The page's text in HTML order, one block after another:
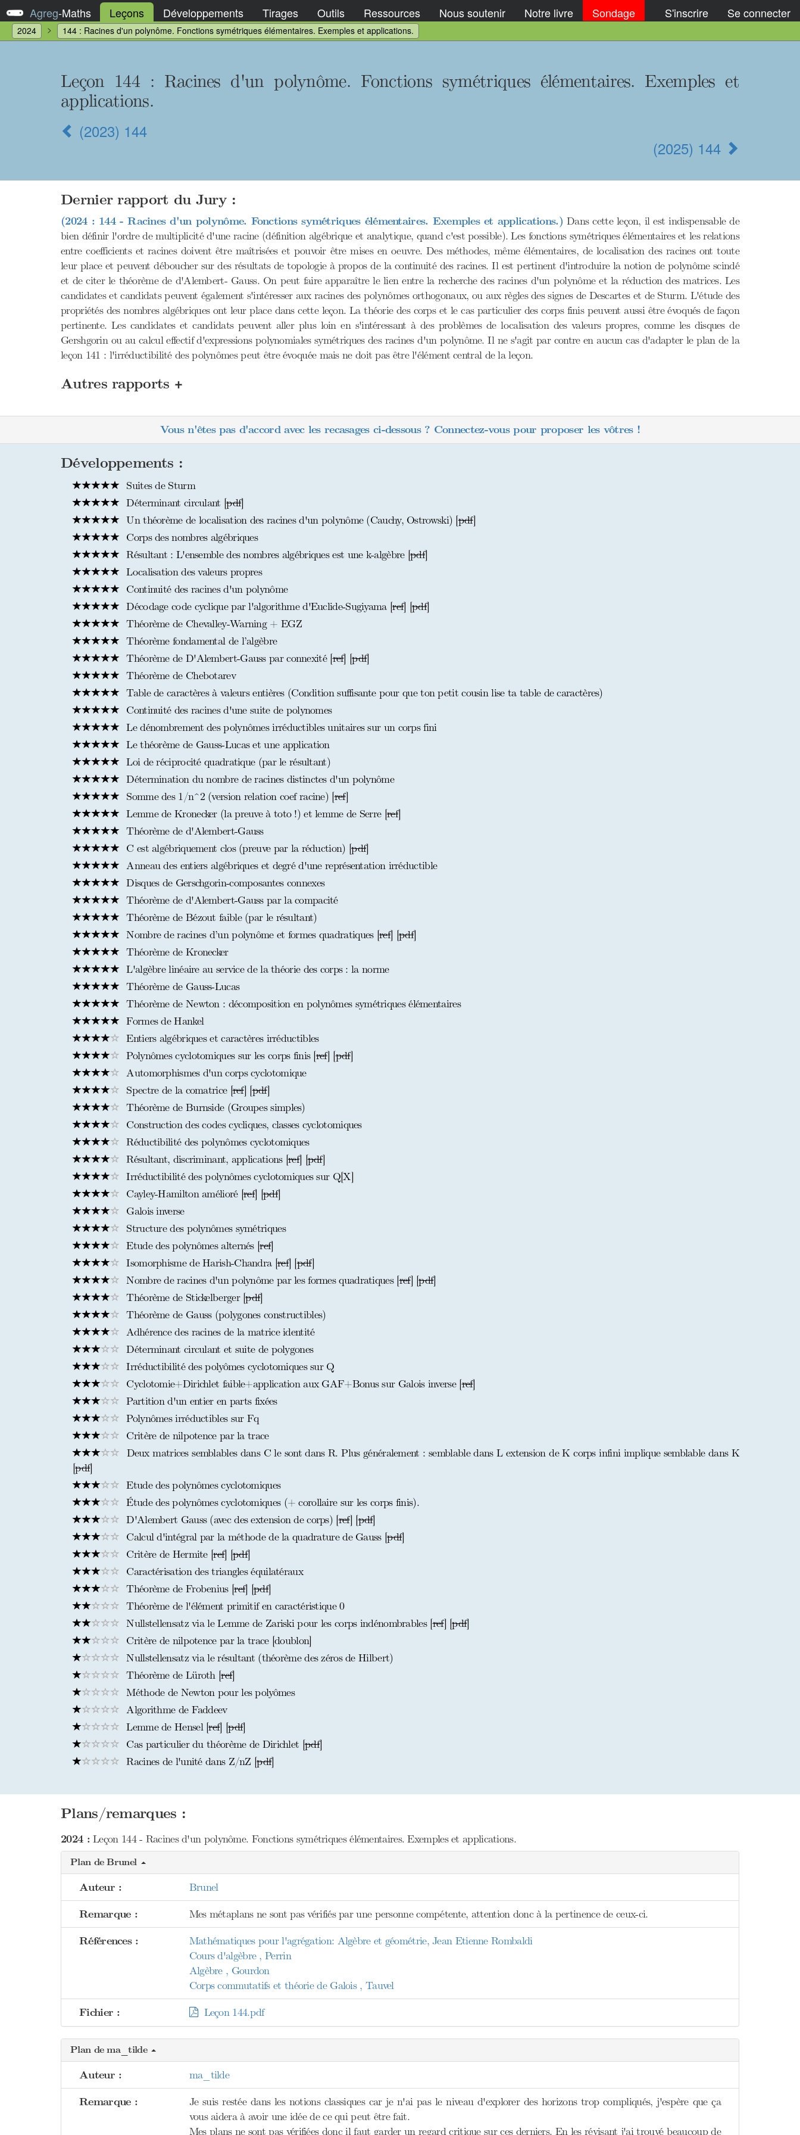
Agreg-Maths Leçons Développements Tirages Outils Ressources Nous soutenir Notre livre Sondage S'inscrire Se connecter
2024 144 : Racines d'un polynôme. Fonctions symétriques élémentaires. Exemples et applications.
Leçon 144 : Racines d'un polynôme. Fonctions symétriques élémentaires. Exemples et
applications.
(2023) 144
(2025) 144
Dernier rapport du Jury :
(2024 : 144 - Racines d'un polynôme. Fonctions symétriques élémentaires. Exemples et applications.) Dans cette leçon, il est indispensable de
bien définir l'ordre de multiplicité d'une racine (définition algébrique et analytique, quand c'est possible). Les fonctions symétriques élémentaires et les relations
entre coefficients et racines doivent être maîtrisées et pouvoir être mises en oeuvre. Des méthodes, même élémentaires, de localisation des racines ont toute
leur place et peuvent déboucher sur des résultats de topologie à propos de la continuité des racines. Il est pertinent d'introduire la notion de polynôme scindé
et de citer le théorème de d'Alembert- Gauss. On peut faire apparaître le lien entre la recherche des racines d'un polynôme et la réduction des matrices. Les
candidates et candidats peuvent également s'intéresser aux racines des polynômes orthogonaux, ou aux règles des signes de Descartes et de Sturm. L'étude des
propriétés des nombres algébriques ont leur place dans cette leçon. La théorie des corps et le cas particulier des corps finis peuvent aussi être évoqués de façon
pertinente. Les candidates et candidats peuvent aller plus loin en s'intéressant à des problèmes de localisation des valeurs propres, comme les disques de
Gershgorin ou au calcul effectif d'expressions polynomiales symétriques des racines d'un polynôme. Il ne s'agit par contre en aucun cas d'adapter le plan de la
leçon 141 : l'irréductibilité des polynômes peut être évoquée mais ne doit pas être l'élément central de la leçon.
Autres rapports +
Vous n'êtes pas d'accord avec les recasages ci-dessous ? Connectez-vous pour proposer les vôtres !
Développements :
Suites de Sturm
Déterminant circulant [pdf]
Un théorème de localisation des racines d'un polynôme (Cauchy, Ostrowski) [pdf]
Corps des nombres algébriques
Résultant : L'ensemble des nombres algébriques est une k-algèbre [pdf]
Localisation des valeurs propres
Continuité des racines d'un polynôme
Décodage code cyclique par l'algorithme d'Euclide-Sugiyama [ref] [pdf]
Théorème de Chevalley-Warning + EGZ
Théorème fondamental de l’algèbre
Théorème de D'Alembert-Gauss par connexité [ref] [pdf]
Théorème de Chebotarev
Table de caractères à valeurs entières (Condition suffisante pour que ton petit cousin lise ta table de caractères)
Continuité des racines d'une suite de polynomes
Le dénombrement des polynômes irréductibles unitaires sur un corps fini
Le théorème de Gauss-Lucas et une application
Loi de réciprocité quadratique (par le résultant)
Détermination du nombre de racines distinctes d'un polynôme
Somme des 1/n^2 (version relation coef racine) [ref]
Lemme de Kronecker (la preuve à toto !) et lemme de Serre [ref]
Théorème de d'Alembert-Gauss
C est algébriquement clos (preuve par la réduction) [pdf]
Anneau des entiers algébriques et degré d'une représentation irréductible
Disques de Gerschgorin-composantes connexes
Théorème de d'Alembert-Gauss par la compacité
Théorème de Bézout faible (par le résultant)
Nombre de racines d’un polynôme et formes quadratiques [ref] [pdf]
Théorème de Kronecker
L'algèbre linéaire au service de la théorie des corps : la norme
Théorème de Gauss-Lucas
Théorème de Newton : décomposition en polynômes symétriques élémentaires
Formes de Hankel
Entiers algébriques et caractères irréductibles
Polynômes cyclotomiques sur les corps finis [ref] [pdf]
Automorphismes d'un corps cyclotomique
Spectre de la comatrice [ref] [pdf]
Théorème de Burnside (Groupes simples)
Construction des codes cycliques, classes cyclotomiques
Réductibilité des polynômes cyclotomiques
Résultant, discriminant, applications [ref] [pdf]
Irréductibilité des polynômes cyclotomiques sur Q[X]
Cayley-Hamilton amélioré [ref] [pdf]
Galois inverse
Structure des polynômes symétriques
Etude des polynômes alternés [ref]
Isomorphisme de Harish-Chandra [ref] [pdf]
Nombre de racines d'un polynôme par les formes quadratiques [ref] [pdf]
Théorème de Stickelberger [pdf]
Théorème de Gauss (polygones constructibles)
Adhérence des racines de la matrice identité
Déterminant circulant et suite de polygones
Irréductibilité des polyômes cyclotomiques sur Q
Cyclotomie+Dirichlet faible+application aux GAF+Bonus sur Galois inverse [ref]
Partition d'un entier en parts fixées
Polynômes irréductibles sur Fq
Critère de nilpotence par la trace
Deux matrices semblables dans C le sont dans R. Plus généralement : semblable dans L extension de K corps infini implique semblable dans K
[pdf]
Etude des polynômes cyclotomiques
Étude des polynômes cyclotomiques (+ corollaire sur les corps finis).
D'Alembert Gauss (avec des extension de corps) [ref] [pdf]
Calcul d'intégral par la méthode de la quadrature de Gauss [pdf]
Critère de Hermite [ref] [pdf]
Caractérisation des triangles équilatéraux
Théorème de Frobenius [ref] [pdf]
Théorème de l'élément primitif en caractéristique 0
Nullstellensatz via le Lemme de Zariski pour les corps indénombrables [ref] [pdf]
Critère de nilpotence par la trace [doublon]
Nullstellensatz via le résultant (théorème des zéros de Hilbert)
Théorème de Lüroth [ref]
Méthode de Newton pour les polyômes
Algorithme de Faddeev
Lemme de Hensel [ref] [pdf]
Cas particulier du théorème de Dirichlet [pdf]
Racines de l'unité dans Z/nZ [pdf]
Plans/remarques :
2024 :Leçon 144 - Racines d'un polynôme. Fonctions symétriques élémentaires. Exemples et applications.
Plan de Brunel
Auteur : Brunel
Remarque : Mes métaplans ne sont pas vérifiés par une personne compétente, attention donc à la pertinence de ceux-ci.
Références :
Mathématiques pour l'agrégation: Algèbre et géométrie, Jean Etienne Rombaldi
Cours d'algèbre , Perrin
Algèbre , Gourdon
Corps commutatifs et théorie de Galois , Tauvel
Fichier : Leçon 144.pdf
Plan de ma_tilde
Auteur : ma_tilde
Remarque :
Je suis restée dans les notions classiques car je n'ai pas le niveau d'explorer des horizons trop compliqués, j'espère que ça
vous aidera à avoir une idée de ce qui peut être fait.
Mes plans ne sont pas vérifiées donc il faut garder un regard critique sur ces derniers. En les révisant j'ai trouvé beaucoup de